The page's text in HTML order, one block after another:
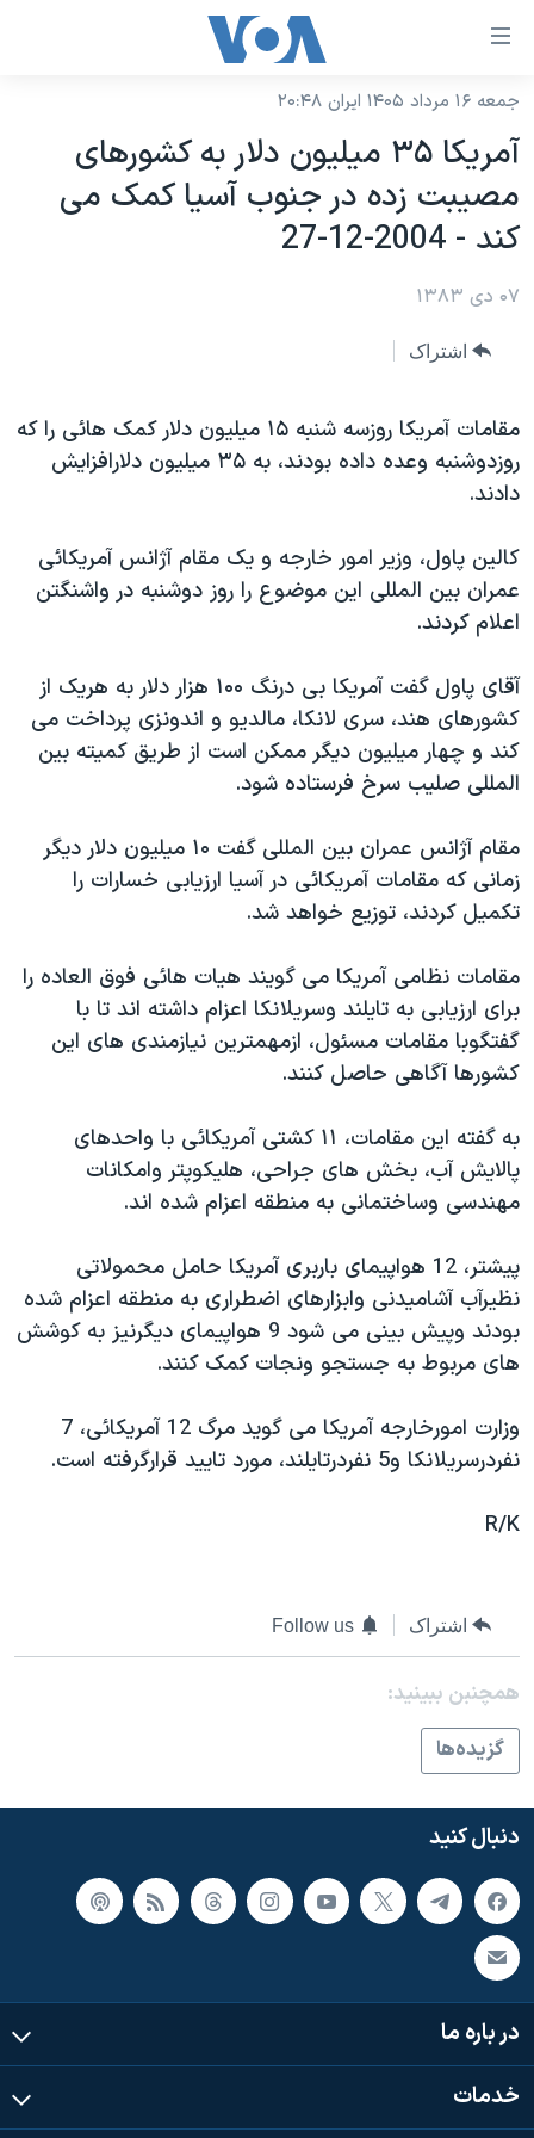
لینکهای
دسترسی
جهش
محتوای
اصلی
صفحه
به
جستجو
نسخه سبک وب‌سایت
موضوع ها
آمریکا
جهان
گزیده‌ها
ویژه برنامه‌ها
فرهنگ و زندگی
حقوق شهروندی
اقتصادی
علم و فناوری
اسرائیل در جنگ
گالری عکس
برنامه های تلویزیونی
جدول برنامه ها
صفحه‌های ویژه
عملیات خشم حماسی
۲۵۰سالگی آمریکا
مستندها
انتخابات ریاست جمهوری آمریکا ۲۰۲۴
حمله جمهوری اسلامی به اسرائیل
رمز مهسا
ورزش زنان در ایران
اعتراضات زن، زندگی، آزادی
تریبونال مردمی آبان ۹۸
دادگاه حمید نوری
قانون شفافیت دارائی کادر رهبری ایران
اعتراضات مردمی آبان ۹۸
اسرائیل در جنگ
همایش محافظه‌کاران آمریکا «سی‌پک»
صفحه‌های ویژه
پخش رادیویی
یادگیری زبان انگلیسی
دنبال کنید
زبانهای مختلف
جمعه ۱۶ مرداد ۱۴۰۵ ایران ۲۰:۴۸
آمريکا ۳۵ ميليون دلار به کشورهای
مصيبت زده در جنوب آسيا کمک می
کند - 2004-12-27
۰۷ دی ۱۳۸۳
اشتراک
مقامات آمريکا روزسه شنبه ١۵ ميليون دلار کمک هائی را که
روزدوشنبه وعده داده بودند، به ۳۵ ميليون دلارافزايش
دادند.
کالين پاول، وزير امور خارجه و يک مقام آژانس آمريکائی
عمران بين المللی اين موضوع را روز دوشنبه در واشنگتن
اعلام کردند.
آقای پاول گفت آمريکا بی درنگ ۱۰۰ هزار دلار به هريک از
کشورهای هند، سری لانکا، مالديو و اندونزی پرداخت می
کند و چهار ميليون ديگر ممکن است از طريق کميته بين
المللی صليب سرخ فرستاده شود.
مقام آژانس عمران بين المللی گفت ۱۰ ميليون دلار ديگر
زمانی که مقامات آمريکائی در آسيا ارزيابی خسارات را
تکميل کردند، توزيع خواهد شد.
مقامات نظامی آمريکا می گويند هيات هائی فوق العاده را
برای ارزيابی به تايلند وسريلانکا اعزام داشته اند تا با
گفتگوبا مقامات مسئول، ازمهمترين نيازمندی های اين
کشورها آگاهی حاصل کنند.
به گفته اين مقامات، ۱۱ کشتی آمريکائی با واحدهای
پالايش آب، بخش های جراحی، هليکوپتر وامکانات
مهندسی وساختمانی به منطقه اعزام شده اند.
پيشتر، 12 هواپيمای باربری آمريکا حامل محمولاتی
نظيرآب آشاميدنی وابزارهای اضطراری به منطقه اعزام شده
بودند وپيش بينی می شود 9 هواپيمای ديگرنيز به کوشش
های مربوط به جستجو ونجات کمک کنند.
وزارت امورخارجه آمريکا می گويد مرگ 12 آمريکائی، 7
نفردرسريلانکا و5 نفردرتايلند، مورد تاييد قرارگرفته است.
R/K
اشتراک Follow us
همچنبن ببینید:
گزيده‌ها
دنبال کنید
در باره ما
خدمات